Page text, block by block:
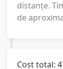
distanțe.
de
Cost total: